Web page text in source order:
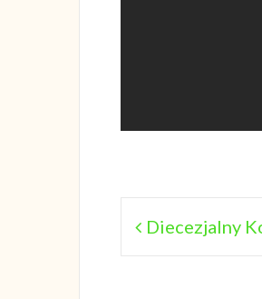
Diecezjalny